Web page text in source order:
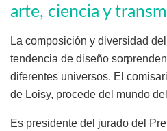
arte, ciencia y
La composición y diversidad
tendencia de diseño
diferentes universos. El
de Loisy, procede del mundo
Es presidente del jurado del